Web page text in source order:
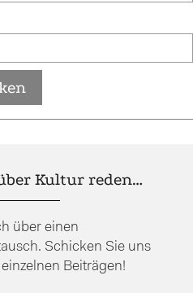
Kultur reden…
über einen
Schicken Sie uns
Beiträgen!